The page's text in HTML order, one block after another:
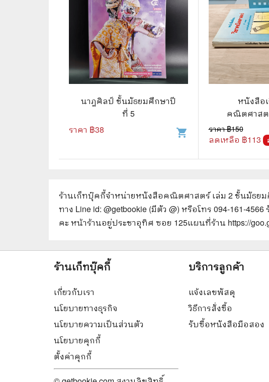
นาฎศิลป์ ชั้นมัธยมศึกษาปี
ที่ 5
ราคา ฿38 shopping_cart
หนังสือ
คณิตศาสต
มัธยมศึกษ
ราคา ฿150
ลดเหลือ ฿113
ร้านเก็ทบุ๊คกี้จำหน่ายหนังสือคณิตศาสตร์ เล่ม 2 ชั้นมัธย
ทาง Line id: @getbookie (มีตัว @) หรือโทร 094-161-
คะ หน้าร้านอยู่ประชาอุทิศ ซอย 125แผนที่ร้าน https://
ร้านเก็ทบุ๊คกี้
เกี่ยวกับเรา
นโยบายทางธุรกิจ
นโยบายความเป็นส่วนตัว
นโยบายคุกกี้
ตั้งค่าคุกกี้
บริการลูกค้า
แจ้งเลขพัสดุ
วิธีการสั่งซื้อ
รับซื้อหนังสือมือสอง